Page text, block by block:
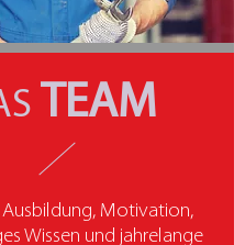
TEAM
Ausbildung, Motivation,
Wissen und jahrelange